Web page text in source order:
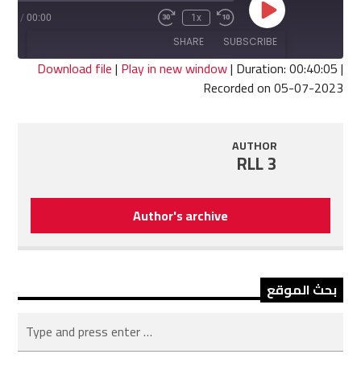
Play
Episode
Rewind
10
Seconds
1x
Fast
seconds
00:00
/
SUBSCRIBE
SHARE
SHARE
Download file| Play in new window| Duration: 00:40:05|
Recorded on 05-07-2023
AUTHOR
RLL 3
Author's archive
بحث الموقع